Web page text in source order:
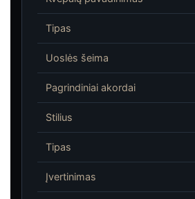
Tipas
Uoslės šeima
Pagrindiniai akordai
Stilius
Tipas
Įvertinimas